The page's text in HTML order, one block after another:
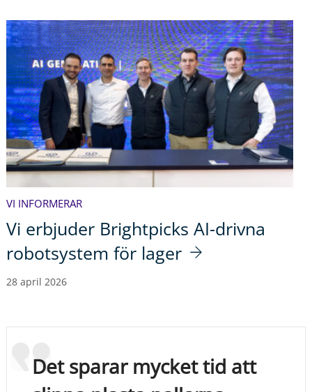
VI INFORMERAR
Vi erbjuder Brightpicks AI-drivna
robotsystem för lager
28 april 2026
Det sparar mycket tid att